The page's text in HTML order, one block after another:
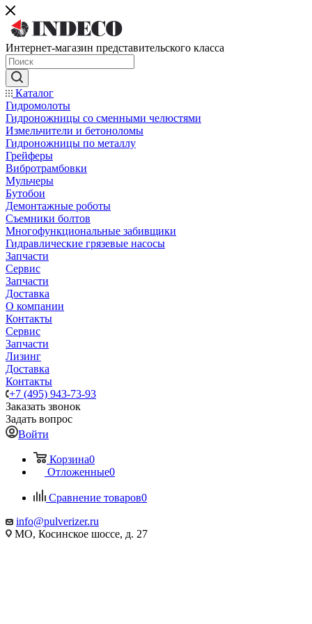
Интернет-магазин представительского класса
Каталог
Гидромолоты
Гидроножницы со сменными челюстями
Измельчители и бетоноломы
Гидроножницы по металлу
Грейферы
Вибротрамбовки
Мульчеры
Бутобои
Демонтажные роботы
Съемники болтов
Многофункциональные забивщики
Гидравлические грязевые насосы
Запчасти
Сервис
Запчасти
Доставка
О компании
Контакты
Сервис
Запчасти
Лизинг
Доставка
Контакты
+7 (495) 943-73-93
Заказать звонок
Задать вопрос
Войти
Корзина0
Отложенные0
Сравнение товаров0
info@pulverizer.ru
МО, Косинское шоссе, д. 27